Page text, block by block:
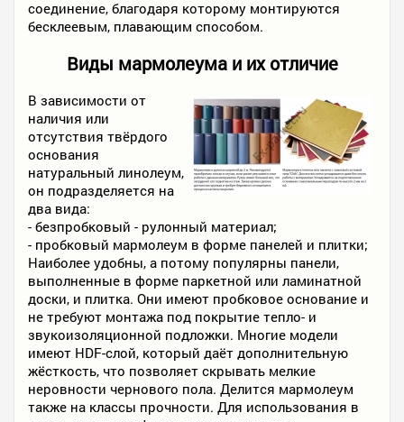
соединение, благодаря которому монтируются
бесклеевым, плавающим способом.
Виды мармолеума и их отличие
В зависимости от
наличия или
отсутствия твёрдого
основания
натуральный линолеум,
он подразделяется на
два вида:
- безпробковый - рулонный материал;
- пробковый мармолеум в форме панелей и плитки;
Наиболее удобны, а потому популярны панели,
выполненные в форме паркетной или ламинатной
доски, и плитка. Они имеют пробковое основание и
не требуют монтажа под покрытие тепло- и
звукоизоляционной подложки. Многие модели
имеют HDF-слой, который даёт дополнительную
жёсткость, что позволяет скрывать мелкие
неровности чернового пола. Делится мармолеум
также на классы прочности. Для использования в